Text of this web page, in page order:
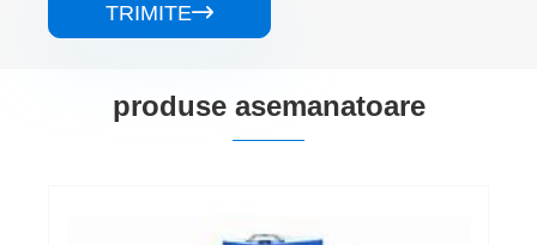
TRIMITE
produse asemanatoare